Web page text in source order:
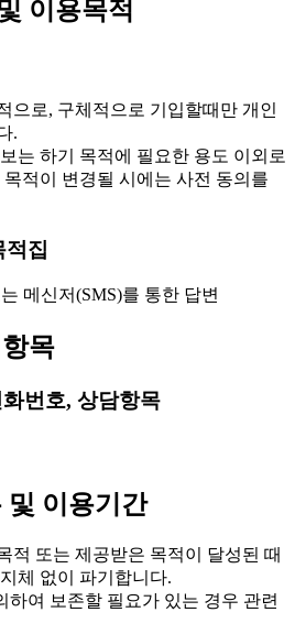
이용목적
으로, 구체적으로 기입할때만 개인
.
는 하기 목적에 필요한 용도 이외로
적이 변경될 시에는 사전 동의를
적집
메신저(SMS)를 통한 답변
목
번호, 상담항목
및 이용기간
적 또는 제공받은 목적이 달성된 때
체 없이 파기합니다.
하여 보존할 필요가 있는 경우 관련